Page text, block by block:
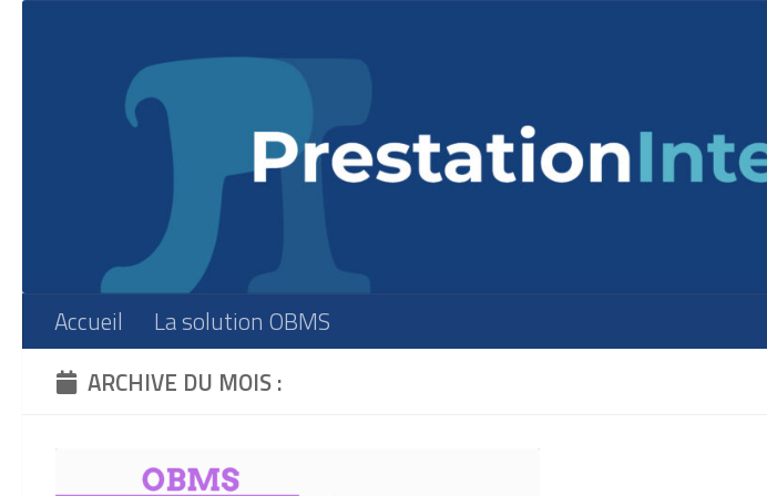
Accueil
La solution OBMS
ARCHIVE DU MOIS :